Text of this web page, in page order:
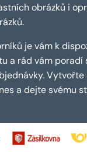
obrázků i
je vám k
a rád vám poradí
a dejte svému